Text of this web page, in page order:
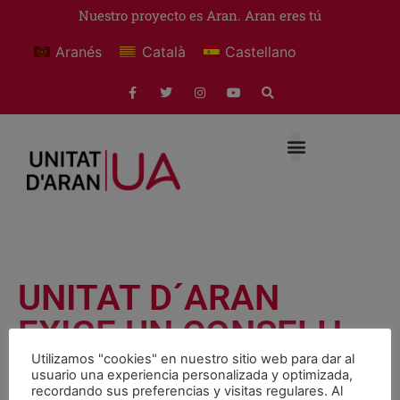
Nuestro proyecto es Aran. Aran eres tú
Aranés Català Castellano
UNITAT D´ARAN
EXIGE UN CONSELH
GENERAU MENOS
Utilizamos "cookies" en nuestro sitio web para dar al
usuario una experiencia personalizada y optimizada,
recordando sus preferencias y visitas regulares. Al